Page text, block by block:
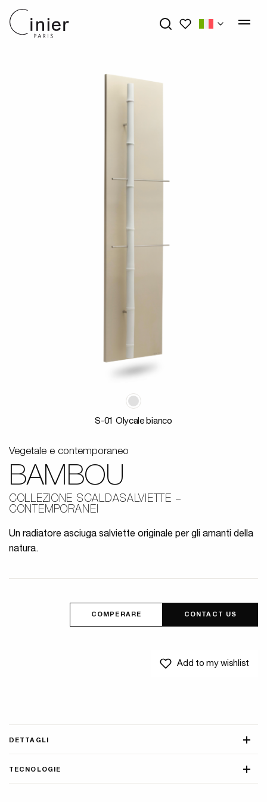
My wishlists
S-01 Olycale bianco
Vegetale e contemporaneo
BAMBOU
COLLEZIONE SCALDASALVIETTE
CONTEMPORANEI
Un radiatore asciuga salviette originale per gli amanti della
natura.
COMPERARE CONTACT US
Add to my wishlist
DETTAGLI
TECNOLOGIE